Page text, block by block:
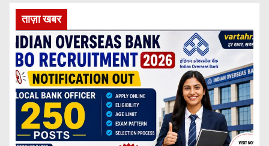
ताज़ा खबर